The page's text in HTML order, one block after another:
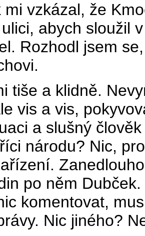
mi vzkázal, že
abych sloužil
Rozhodl jsem
tiše a klidně.
vis a vis,
a slušný
národu? Nic,
po něm
komentovat,
Nic jiného?